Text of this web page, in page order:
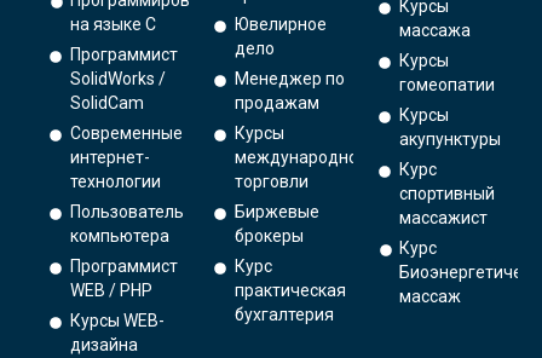
на языке С
Программист
SolidWorks /
SolidCam
Современные
интернет-
технологии
Пользователь
компьютера
Программист
WEB / PHP
Курсы WEB-
дизайна
Ювелирное
дело
Менеджер по
продажам
Курсы
международной
торговли
Биржевые
брокеры
Курс
практическая
бухгалтерия
Курсы
массажа
Курсы
гомеопатии
Курсы
акупунктуры
Курс
спортивный
массажист
Курс
массаж